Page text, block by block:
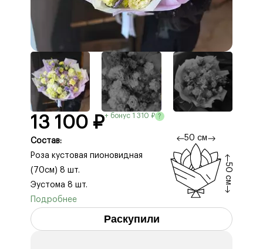
13 100 ₽+ бонус 1 310 ₽ ?
Состав:
Роза кустовая пионовидная
(70см) 8 шт.
Эустома 8 шт.
Альстромерия 3 шт.
Гортензия (Колумбия) 4 шт.
Диантус 7 шт.
50 см
50 см
Раскупили